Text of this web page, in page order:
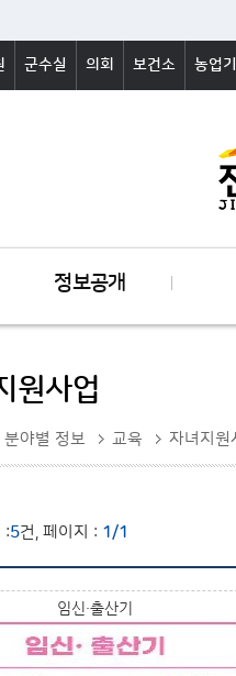
군수실 의회 보건소 농업
정보공개
원사업
분야별 정보 교육 자녀지원
:5건, 페이지 : 1/1
임신·출산기